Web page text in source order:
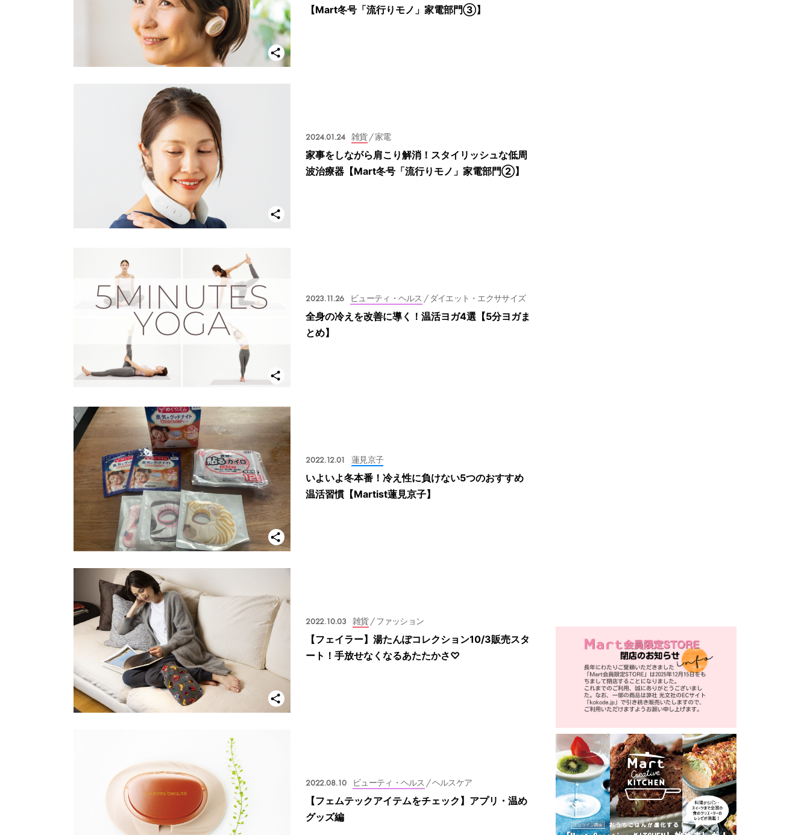
【Mart冬号「流行りモノ」家電部門③】
2024.01.24 雑貨/ 家電
家事をしながら肩こり解消！スタイリッシュな低周
波治療器【Mart冬号「流行りモノ」家電部門②】
2023.11.26 ビューティ・ヘルス / ダイエット・エクササイズ
全身の冷えを改善に導く！温活ヨガ4選【5分ヨガま
とめ】
2022.12.01 蓮見京子
いよいよ冬本番！冷え性に負けない5つのおすすめ
温活習慣【Martist蓮見京子】
2022.10.03 雑貨/ ファッション
【フェイラー】湯たんぽコレクション10/3販売スタ
ート！手放せなくなるあたたかさ♡
2022.08.10 ビューティ・ヘルス / ヘルスケア
【フェムテックアイテムをチェック】アプリ・温め
グッズ編